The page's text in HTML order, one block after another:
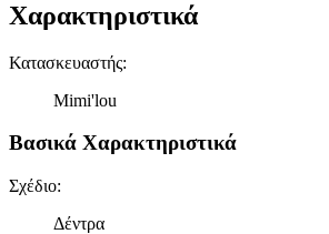
Χαρακτηριστικά
Κατασκευαστής:
Mimi'lou
Βασικά Χαρακτηριστικά
Σχέδιο:
Δέντρα